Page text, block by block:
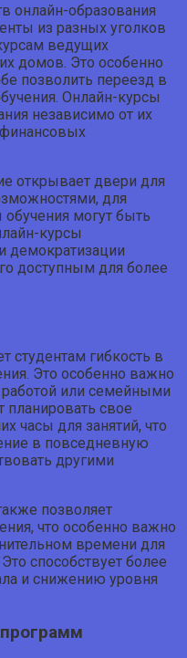
онлайн-образования
из разных уголков
ведущих
домов. Это особенно
позволить переезд в
Онлайн-курсы
независимо от их
открывает двери для
для
могут быть
курсы
демократизации
доступным для более
студентам гибкость в
Это особенно важно
работой или семейными
планировать свое
часы для занятий, что
в повседневную
другими
позволяет
что особенно важно
времени для
способствует более
и снижению уровня